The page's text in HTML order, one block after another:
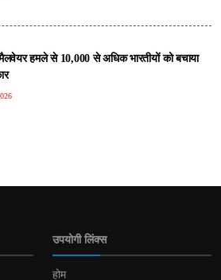
हमले से 10,000 से अधिक भारतीयों को बचाया
उपयोगी लिंक्स
होम